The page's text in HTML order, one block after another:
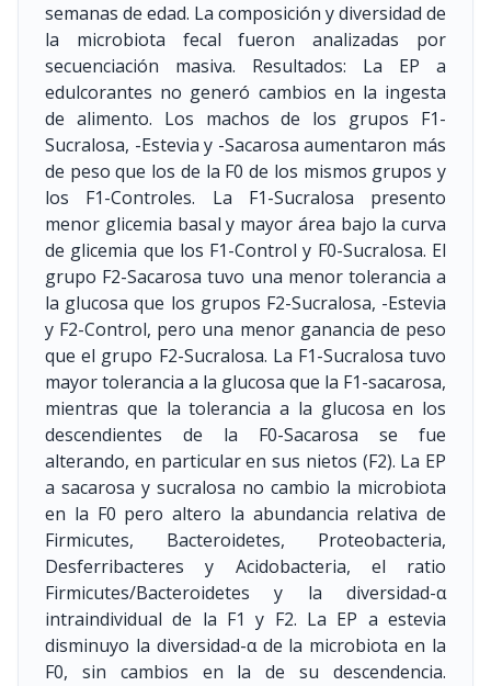
semanas de edad. La composición y diversidad de
la microbiota fecal fueron analizadas por
secuenciación masiva. Resultados: La EP a
edulcorantes no generó cambios en la ingesta
de alimento. Los machos de los grupos F1-
Sucralosa, -Estevia y -Sacarosa aumentaron más
de peso que los de la F0 de los mismos grupos y
los F1-Controles. La F1-Sucralosa presento
menor glicemia basal y mayor área bajo la curva
de glicemia que los F1-Control y F0-Sucralosa. El
grupo F2-Sacarosa tuvo una menor tolerancia a
la glucosa que los grupos F2-Sucralosa, -Estevia
y F2-Control, pero una menor ganancia de peso
que el grupo F2-Sucralosa. La F1-Sucralosa tuvo
mayor tolerancia a la glucosa que la F1-sacarosa,
mientras que la tolerancia a la glucosa en los
descendientes de la F0-Sacarosa se fue
alterando, en particular en sus nietos (F2). La EP
a sacarosa y sucralosa no cambio la microbiota
en la F0 pero altero la abundancia relativa de
Firmicutes, Bacteroidetes, Proteobacteria,
Desferribacteres y Acidobacteria, el ratio
Firmicutes/Bacteroidetes y la diversidad-α
intraindividual de la F1 y F2. La EP a estevia
disminuyo la diversidad-α de la microbiota en la
F0, sin cambios en la de su descendencia.